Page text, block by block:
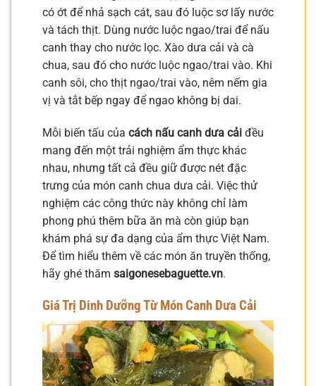
có ớt để nhả sạch cát, sau đó luộc sơ lấy nước
và tách thịt. Dùng nước luộc ngao/trai để nấu
canh thay cho nước lọc. Xào dưa cải và cà
chua, sau đó cho nước luộc ngao/trai vào. Khi
canh sôi, cho thịt ngao/trai vào, nêm nếm gia
vị và tắt bếp ngay để ngao không bị dai.
Mỗi biến tấu của cách nấu canh dưa cải đều
mang đến một trải nghiệm ẩm thực khác
nhau, nhưng tất cả đều giữ được nét đặc
trưng của món canh chua dưa cải. Việc thử
nghiệm các công thức này không chỉ làm
phong phú thêm bữa ăn mà còn giúp bạn
khám phá sự đa dạng của ẩm thực Việt Nam.
Để tìm hiểu thêm về các món ăn truyền thống,
hãy ghé thăm saigonesebaguette.vn.
Giá Trị Dinh Dưỡng Từ Món Canh Dưa Cải